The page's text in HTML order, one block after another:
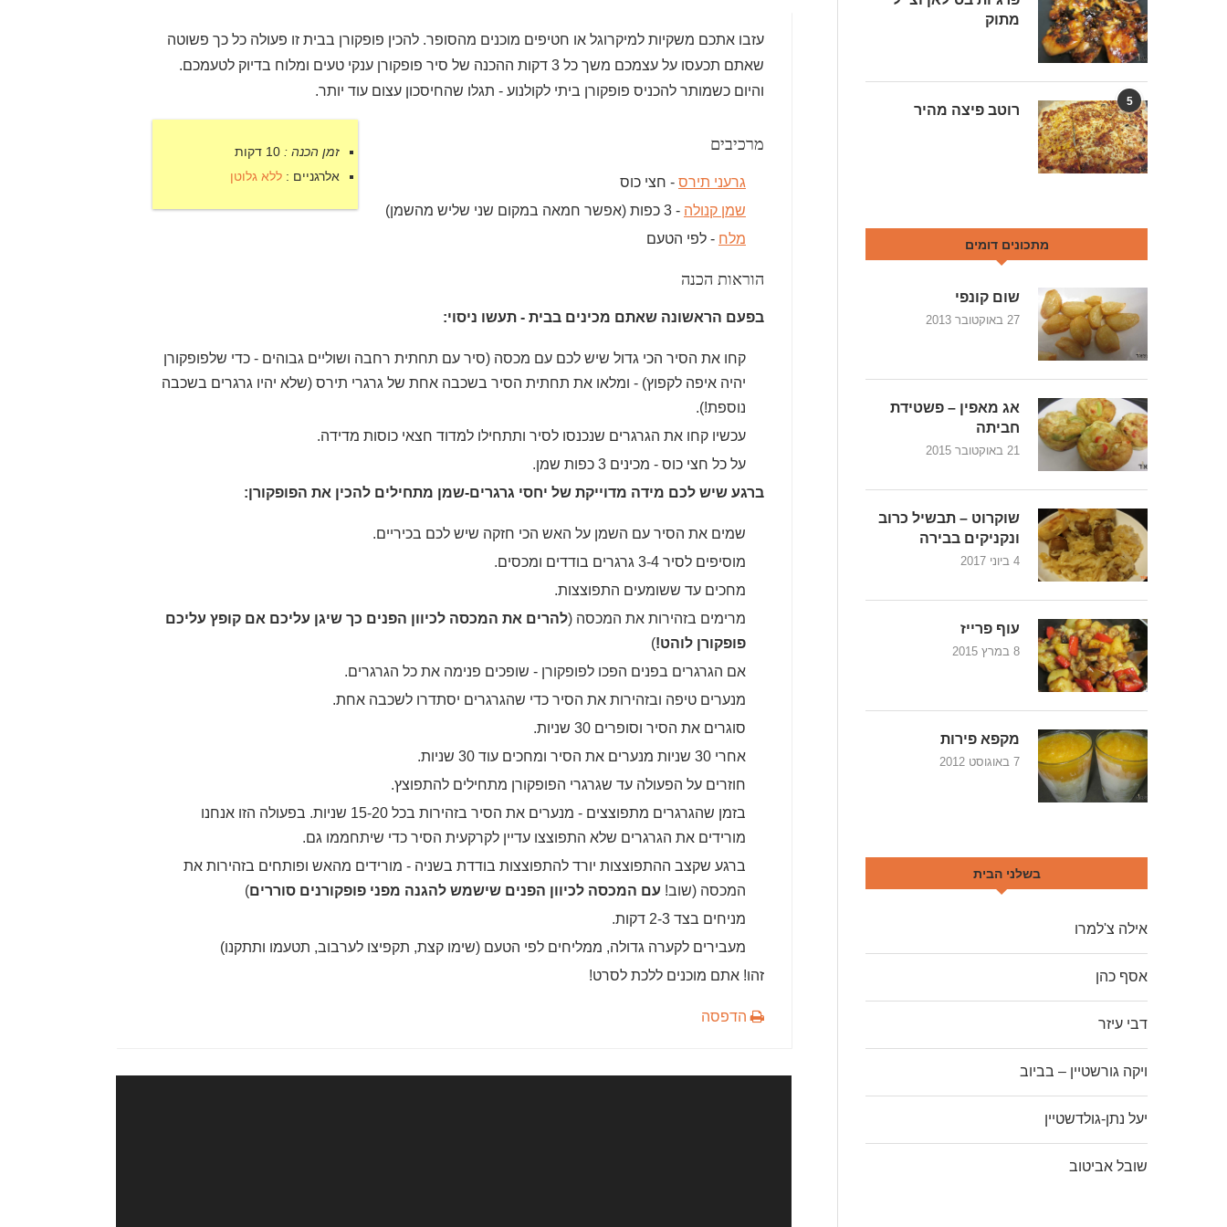
עזבו אתכם משקיות למיקרוגל או חטיפים מוכנים מהסופר. להכין פופקורן בבית זו פעולה כל כך פשוטה
שאתם תכעסו על עצמכם משך כל 3 דקות ההכנה של סיר פופקורן ענקי טעים ומלוח בדיוק לטעמכם.
והיום כשמותר להכניס פופקורן ביתי לקולנוע - תגלו שהחיסכון עצום עוד יותר.
זמן הכנה : 10 דקות
אלרגניים : ללא גלוטן
מרכיבים
גרעני תירס - חצי כוס
שמן קנולה - 3 כפות (אפשר חמאה במקום שני שליש מהשמן)
מלח - לפי הטעם
הוראות הכנה
בפעם הראשונה שאתם מכינים בבית - תעשו ניסוי:
קחו את הסיר הכי גדול שיש לכם עם מכסה (סיר עם תחתית רחבה ושוליים גבוהים - כדי שלפופקורן
יהיה איפה לקפוץ) - ומלאו את תחתית הסיר בשכבה אחת של גרגרי תירס (שלא יהיו גרגרים בשכבה
נוספת!).
עכשיו קחו את הגרגרים שנכנסו לסיר ותתחילו למדוד חצאי כוסות מדידה.
על כל חצי כוס - מכינים 3 כפות שמן.
ברגע שיש לכם מידה מדוייקת של יחסי גרגרים-שמן מתחילים להכין את הפופקורן:
שמים את הסיר עם השמן על האש הכי חזקה שיש לכם בכיריים.
מוסיפים לסיר 3-4 גרגרים בודדים ומכסים.
מחכים עד ששומעים התפוצצות.
מרימים בזהירות את המכסה (להרים את המכסה לכיוון הפנים כך שיגן עליכם אם קופץ עליכם
פופקורן לוהט!)
אם הגרגרים בפנים הפכו לפופקורן - שופכים פנימה את כל הגרגרים.
מנערים טיפה ובזהירות את הסיר כדי שהגרגרים יסתדרו לשכבה אחת.
סוגרים את הסיר וסופרים 30 שניות.
אחרי 30 שניות מנערים את הסיר ומחכים עוד 30 שניות.
חוזרים על הפעולה עד שגרגרי הפופקורן מתחילים להתפוצץ.
בזמן שהגרגרים מתפוצצים - מנערים את הסיר בזהירות בכל 15-20 שניות. בפעולה הזו אנחנו
מורידים את הגרגרים שלא התפוצצו עדיין לקרקעית הסיר כדי שיתחממו גם.
ברגע שקצב ההתפוצצות יורד להתפוצצות בודדת בשניה - מורידים מהאש ופותחים בזהירות את
המכסה (שוב! עם המכסה לכיוון הפנים שישמש להגנה מפני פופקורנים סוררים)
מניחים בצד 2-3 דקות.
מעבירים לקערה גדולה, ממליחים לפי הטעם (שימו קצת, תקפיצו לערבוב, תטעמו ותתקנו)
זהו! אתם מוכנים ללכת לסרט!
הדפסה
מתוק
5
רוטב פיצה מהיר
מתכונים דומים
שום קונפי
27 באוקטובר 2013
אג מאפין – פשטידת
חביתה
21 באוקטובר 2015
שוקרוט – תבשיל כרוב
ונקניקים בבירה
4 ביוני 2017
עוף פרייז
8 במרץ 2015
מקפא פירות
7 באוגוסט 2012
בשלני הבית
אילה צ'למרו
אסף כהן
דבי עיזר
ויקה גורשטיין – בביוב
יעל נתן-גולדשטיין
שובל אביטוב